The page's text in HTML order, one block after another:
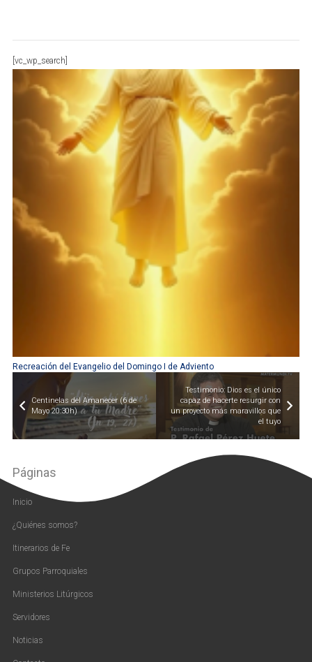
[vc_wp_search]
Recreación del Evangelio del Domingo I de Adviento
Centinelas del Amanecer (6 de
Mayo 20:30h)
Testimonio: Dios es el único
capaz de hacerte resurgir con
un proyecto más maravillos que
el tuyo
Páginas
Inicio
¿Quiénes somos?
Itinerarios de Fe
Grupos Parroquiales
Ministerios Litúrgicos
Servidores
Noticias